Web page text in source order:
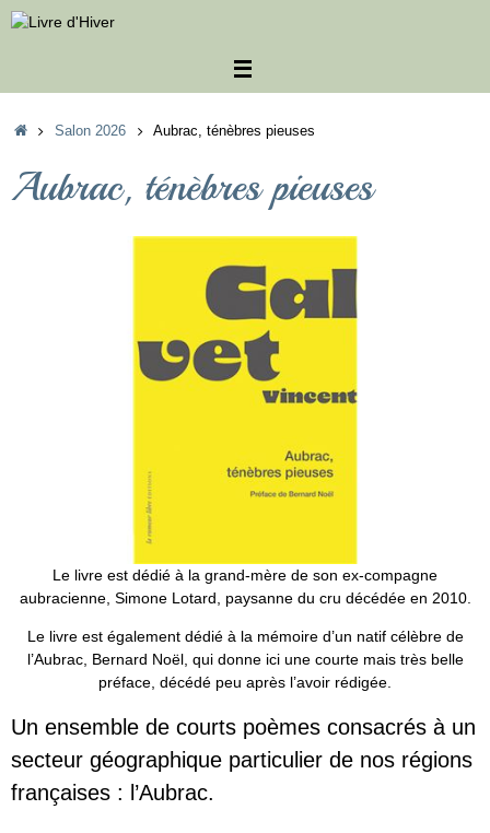
Passer
au
Accueil
Salon 2026 Aubrac, ténèbres pieuses
Aubrac, ténèbres pieuses
Le livre est dédié à la grand-mère de son ex-compagne
aubracienne, Simone Lotard, paysanne du cru décédée en 2010.
Le livre est également dédié à la mémoire d’un natif célèbre de
l’Aubrac, Bernard Noël, qui donne ici une courte mais très belle
préface, décédé peu après l’avoir rédigée.
Un ensemble de courts poèmes consacrés à un
secteur géographique particulier de nos régions
françaises : l’Aubrac.